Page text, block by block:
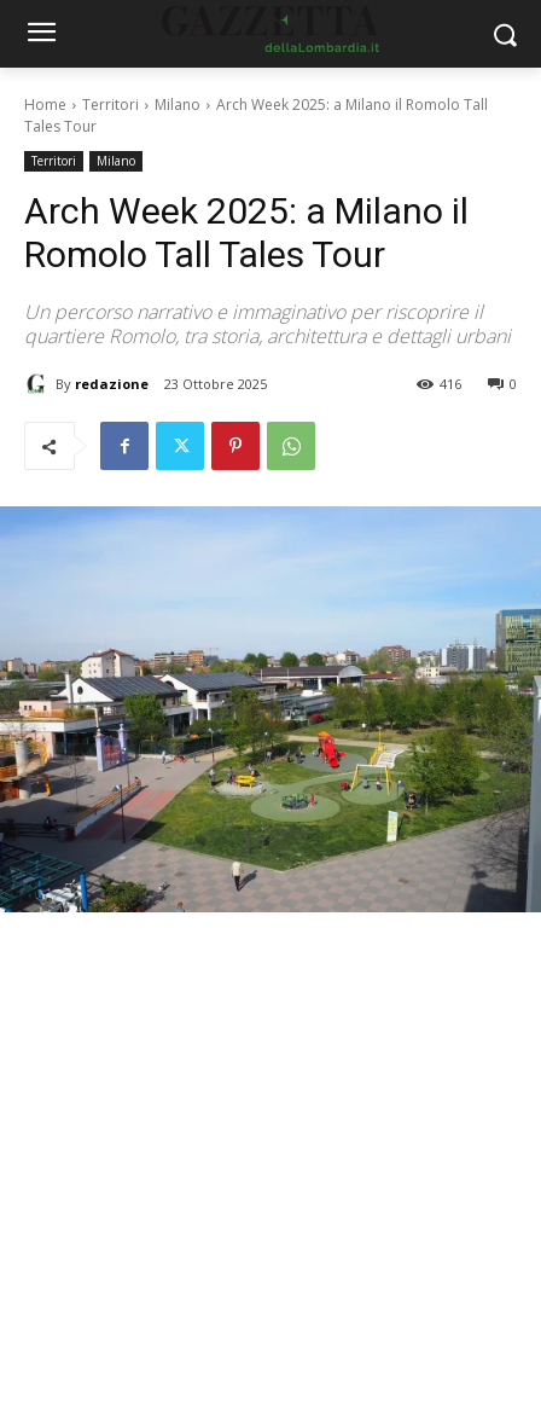
Home Territori Milano
Arch Week 2025: a Milano il Romolo Tall
Tales Tour
Territori Milano
Arch Week 2025: a Milano il
Romolo Tall Tales Tour
Un percorso narrativo e immaginativo per riscoprire il
quartiere Romolo, tra storia, architettura e dettagli urbani
By redazione 23 Ottobre 2025 0
416